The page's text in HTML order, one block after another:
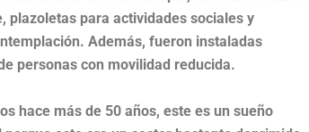
plazoletas para actividades sociales y
Además, fueron instaladas
personas con movilidad reducida.
hace más de 50 años, este es un sueño